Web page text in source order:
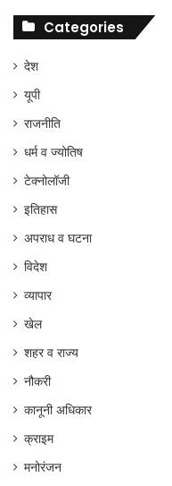
Categories
देश
यूपी
राजनीति
धर्म व ज्योतिष
टेक्नोलॉजी
इतिहास
अपराध व घटना
विदेश
व्यापार
खेल
शहर व राज्य
नौकरी
कानूनी अधिकार
क्राइम
मनोरंजन